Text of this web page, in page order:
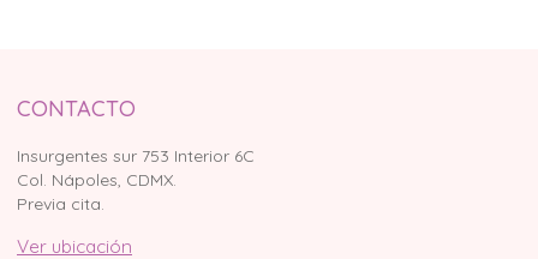
CONTACTO
Insurgentes sur 753 Interior 6C
Col. Nápoles, CDMX.
Previa cita.
Ver ubicación